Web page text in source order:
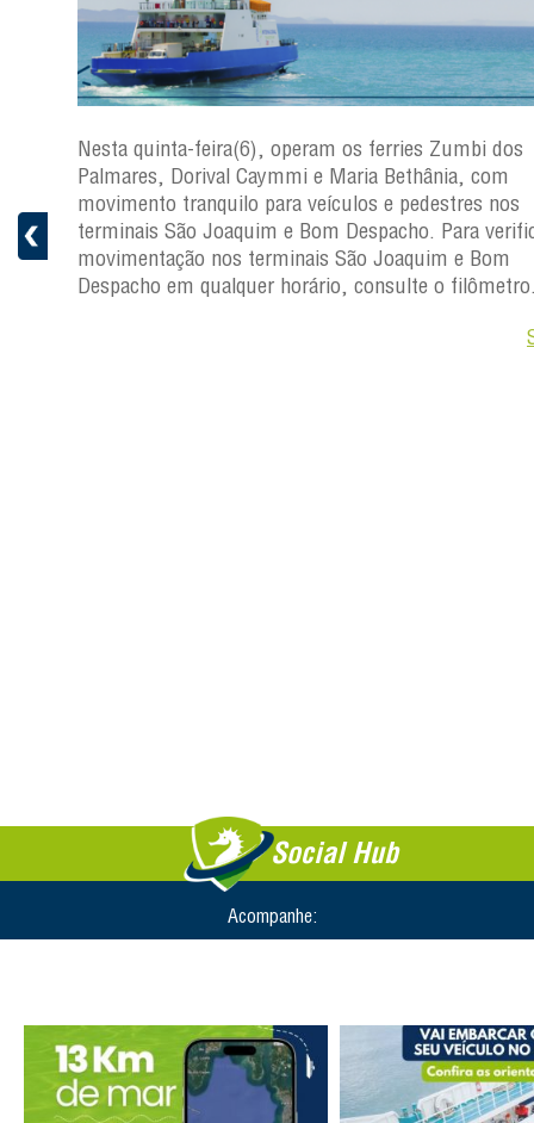
Nesta quinta-feira(6), operam os ferries Zumbi dos
Palmares, Dorival Caymmi e Maria Bethânia, com
movimento tranquilo para veículos e pedestres nos
terminais São Joaquim e Bom Despacho. Para
movimentação nos terminais São Joaquim e Bom
Despacho em qualquer horário, consulte o
Social Hub
Acompanhe: